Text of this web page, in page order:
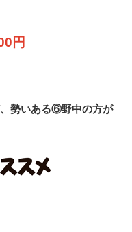
円
勢いある⑥野中の方が